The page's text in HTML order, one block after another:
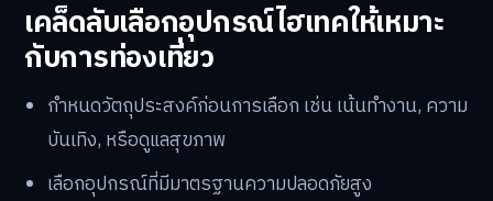
เคล็ดลับเลือกอุปกรณ์ไฮเทคให้เหมาะ
กับการท่องเที่ยว
กำหนดวัตถุประสงค์ก่อนการเลือก เช่น เน้นทำงาน, ความ
บันเทิง, หรือดูแลสุขภาพ
เลือกอุปกรณ์ที่มีมาตรฐานความปลอดภัยสูง